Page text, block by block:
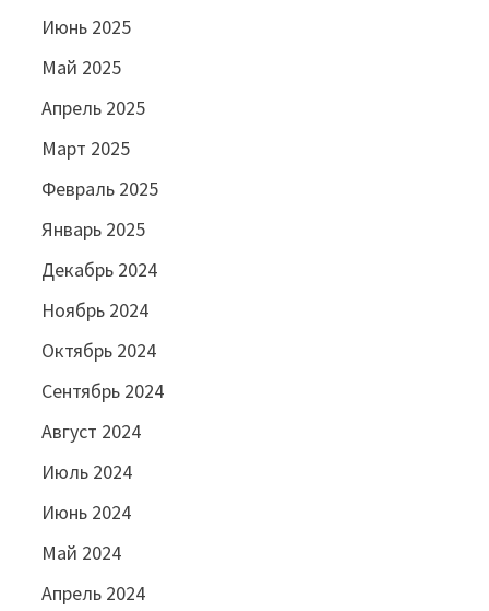
Июнь 2025
Май 2025
Апрель 2025
Март 2025
Февраль 2025
Январь 2025
Декабрь 2024
Ноябрь 2024
Октябрь 2024
Сентябрь 2024
Август 2024
Июль 2024
Июнь 2024
Май 2024
Апрель 2024